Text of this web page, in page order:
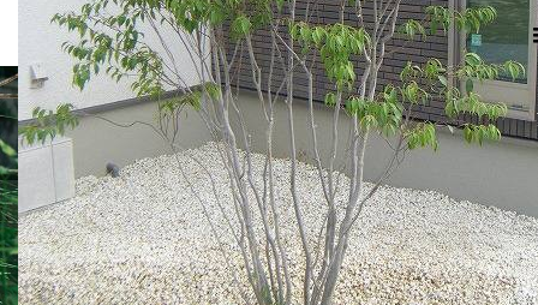
新着記事